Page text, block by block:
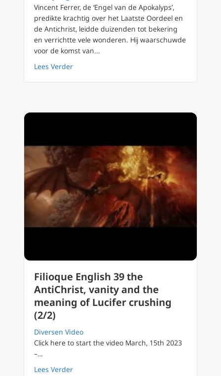
Vincent Ferrer, de ‘Engel van de Apokalyps’,
predikte krachtig over het Laatste Oordeel en
de Antichrist, leidde duizenden tot bekering
en verrichtte vele wonderen. Hij waarschuwde
voor de komst van...
Lees Verderabout De profetische heilige die
Filioque English 39 the
AntiChrist, vanity and the
meaning of Lucifer crushing
(2/2)
Diversen Video
Click here to start the video March, 15th 2023
–…
Lees Verderabout Filioque English 39 the AntiChrist,